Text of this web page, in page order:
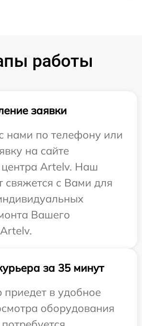
работы
заявки
нами по телефону или
на сайте
центра Artelv. Наш
свяжется с Вами для
Вашего
за 35 минут
в удобное
оборудования